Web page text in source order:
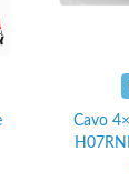
Cavo